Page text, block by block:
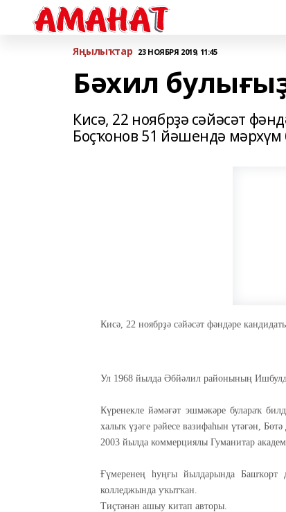
Яңылыҡтар 23 НОЯБРЯ 2019, 11:45
Бәхил
Кисә, 22 ноябрҙә сәйәсәт
Боҫҡонов 51 йәшендә мәрхүм
Кисә, 22 ноябрҙә сәйәсәт фәндәре
Ул 1968 йылда Әбйәлил районының
Күренекле йәмәғәт эшмәкәре булараҡ
халыҡ үҙәге рәйесе вазифаһын үтәгән,
2003 йылда коммерциялы Гуманитар
Ғүмеренең һуңғы йылдарында Башҡорт
колледжында уҡытҡан.
Тиҫтәнән ашыу китап авторы.